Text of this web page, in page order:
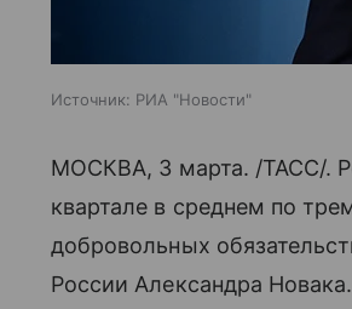
Источник: РИА "Новости"
МОСКВА, 3 марта. /ТАСС/.
квартале в среднем по
добровольных
России Александра